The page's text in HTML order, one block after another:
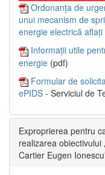
Ordonanța de
unui mecanism de
energie electrică
Informații utile
energie (pdf)
Formular de
ePIDS - Serviciul de
Exproprierea pentru
realizarea
Cartier Eugen